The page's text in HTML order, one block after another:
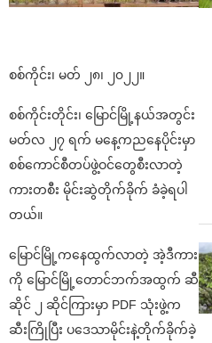
စစ်ကိုင်း၊‌ မတ် ၂၈၊ ၂၀၂၂။
စစ်ကိုင်းတိုင်း၊ မြောင်မြို့နယ်အတွင်း
မတ်လ ၂၇ ရက် မနေ့ကညနေပိုင်းမှာ
စစ်ကောင်စီတပ်ဖွဲ့ဝင်တွေစီးလာတဲ့
ကားတစီး မိုင်းဆွဲတိုက်ခိုက် ခံခဲ့ရပါ
တယ်။
မြောင်မြို့ကနေထွက်လာတဲ့ အဲ့ဒီကား
ကို မြောင်မြို့တောင်ဘက်အထွက် ဆီ
ဆိုင် ၂ ဆိုင်ကြားမှာ PDF သုံးဖွဲ့က
ဆီးကြိုပြီး ပဒေသာမိုင်းနဲ့တိုက်ခိုက်ခဲ့